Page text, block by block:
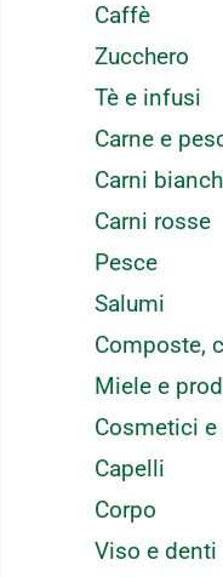
Caffè
Zucchero
Tè e infusi
Carne e
Carni
Carni rosse
Pesce
Salumi
Composte,
Miele e
Cosmetici
Capelli
Corpo
Viso e denti